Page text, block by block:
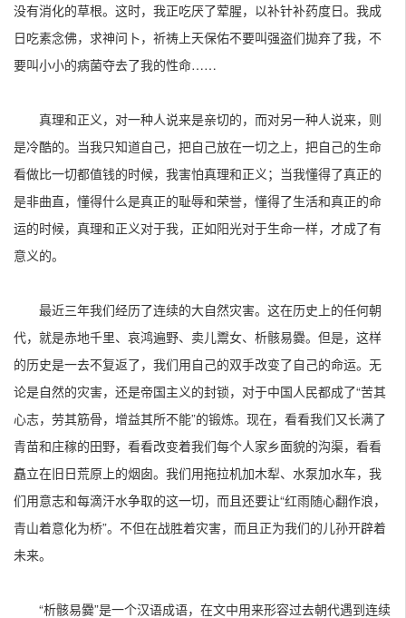
没有消化的草根。这时，我正吃厌了荤腥，以补针补药度日。我成
日吃素念佛，求神问卜，祈祷上天保佑不要叫强盗们拋弃了我，不
要叫小小的病菌夺去了我的性命……
真理和正义，对一种人说来是亲切的，而对另一种人说来，则
是冷酷的。当我只知道自己，把自己放在一切之上，把自己的生命
看做比一切都值钱的时候，我害怕真理和正义；当我懂得了真正的
是非曲直，懂得什么是真正的耻辱和荣誉，懂得了生活和真正的命
运的时候，真理和正义对于我，正如阳光对于生命一样，才成了有
意义的。
最近三年我们经历了连续的大自然灾害。这在历史上的任何朝
代，就是赤地千里、哀鸿遍野、卖儿鬻女、析骸易爨。但是，这样
的历史是一去不复返了，我们用自己的双手改变了自己的命运。无
论是自然的灾害，还是帝国主义的封锁，对于中国人民都成了“苦其
心志，劳其筋骨，增益其所不能”的锻炼。现在，看看我们又长满了
青苗和庄稼的田野，看看改变着我们每个人家乡面貌的沟渠，看看
矗立在旧日荒原上的烟囱。我们用拖拉机加木犁、水泵加水车，我
们用意志和每滴汗水争取的这一切，而且还要让“红雨随心翻作浪，
青山着意化为桥”。不但在战胜着灾害，而且正为我们的儿孙开辟着
未来。
“析骸易爨”是一个汉语成语，在文中用来形容过去朝代遇到连续